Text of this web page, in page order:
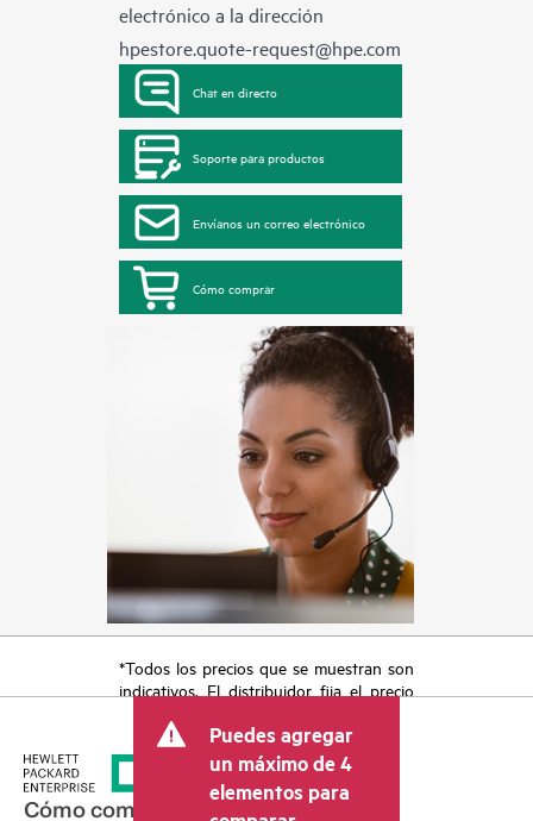
electrónico a la dirección
hpestore.quote-request@hpe.com
Chat en directo
Soporte para productos
Envíanos un correo electrónico
Cómo comprar
*Todos los precios que se muestran son
indicativos. El distribuidor fija el precio
otros conceptos, como los impuestos a
la venta, el IVA y el envío. El precio de la
transacción que establece el distribuidor
puede variar con respecto a otros
Puedes agregar
un máximo de 4
elementos para
Cómo comprar